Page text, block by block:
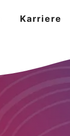
Karriere